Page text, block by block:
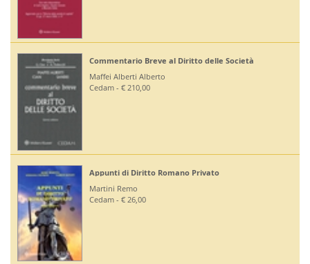
Commentario Breve al Diritto delle Società
Maffei Alberti Alberto
Cedam - € 210,00
Appunti di Diritto Romano Privato
Martini Remo
Cedam - € 26,00